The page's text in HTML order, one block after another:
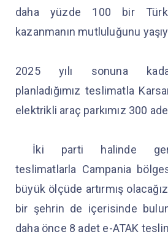
daha yüzde 100 bir Türk
kazanmanın mutluluğunu
2025 yılı sonuna
planladığımız teslimatla
elektrikli araç parkımız 300
İki parti halinde
teslimatlarla Campania
büyük ölçüde artırmış
bir şehrin de içerisinde
daha önce 8 adet e-ATAK